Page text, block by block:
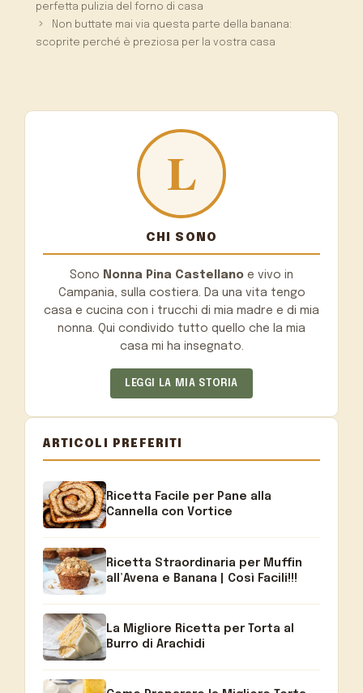
perfetta pulizia del forno di casa
Non buttate mai via questa parte della banana:
scoprite perché è preziosa per la vostra casa
CHI SONO
Sono Nonna Pina Castellano e vivo in
Campania, sulla costiera. Da una vita tengo
casa e cucina con i trucchi di mia madre e di mia
nonna. Qui condivido tutto quello che la mia
casa mi ha insegnato.
LEGGI LA MIA STORIA
ARTICOLI PREFERITI
Ricetta Facile per Pane alla
Cannella con Vortice
Ricetta Straordinaria per Muffin
all’Avena e Banana | Così Facili!!!
La Migliore Ricetta per Torta al
Burro di Arachidi